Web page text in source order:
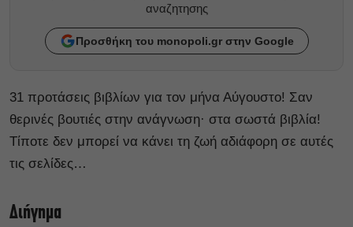
αναζητησης
Προσθήκη του monopoli.gr στην Google
31 προτάσεις βιβλίων για τον μήνα Αύγουστο! Σαν
θερινές βουτιές στην ανάγνωση· στα σωστά βιβλία!
Τίποτε δεν μπορεί να κάνει τη ζωή αδιάφορη σε αυτές
τις σελίδες…
Διήγημα